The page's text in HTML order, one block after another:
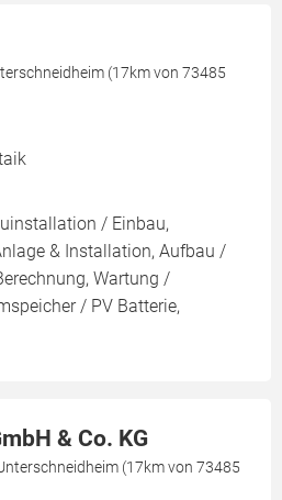
(17km von 73485
/ Einbau,
& Installation, Aufbau /
Wartung /
/ PV Batterie,
& Co. KG
(17km von 73485